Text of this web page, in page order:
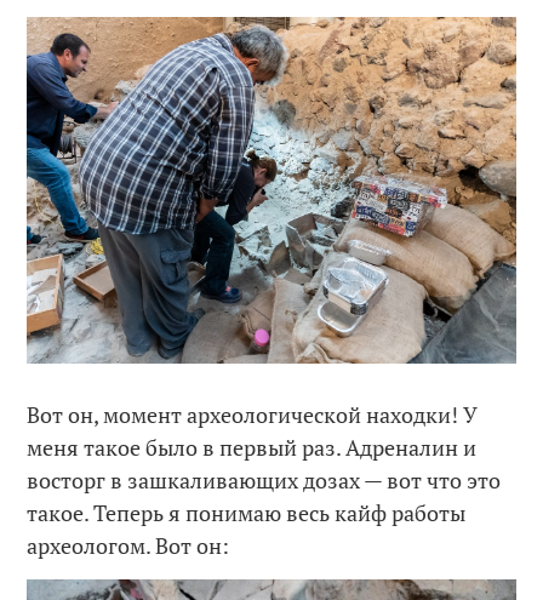
Вот он, момент археологической находки! У
меня такое было в первый раз. Адреналин и
восторг в зашкаливающих дозах — вот что это
такое. Теперь я понимаю весь кайф работы
археологом. Вот он: